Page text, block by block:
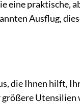
eine praktische,
Ausflug,
die Ihnen hilft,
Utensilien